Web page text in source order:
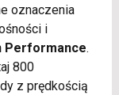
oznaczenia
i
Performance.
800
z prędkością